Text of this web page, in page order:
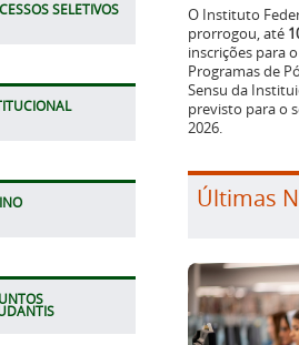
SELETIVOS
O Instituto
prorrogou, até
inscrições para
Programas de
Sensu da
previsto para o
2026.
Últimas